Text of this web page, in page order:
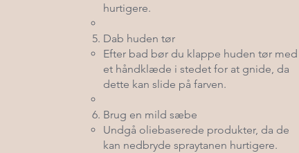
hurtigere.
Dab huden tør
Efter bad bør du klappe huden tør med
et håndklæde i stedet for at gnide, da
dette kan slide på farven.
Brug en mild sæbe
Undgå oliebaserede produkter, da de
kan nedbryde spraytanen hurtigere.